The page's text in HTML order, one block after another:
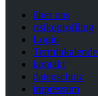
über uns
risikoprofiling
Login
kontakt
datenschutz
impressum